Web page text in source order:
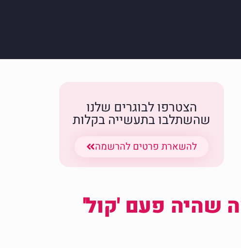
הצטרפו לבוגרים שלנו
שהשתלבו בתעשייה בקלות
להשארת פרטים להרשמה
החמים בעריכת וידאו ל-2026: מה שהיה פעם 'קול'